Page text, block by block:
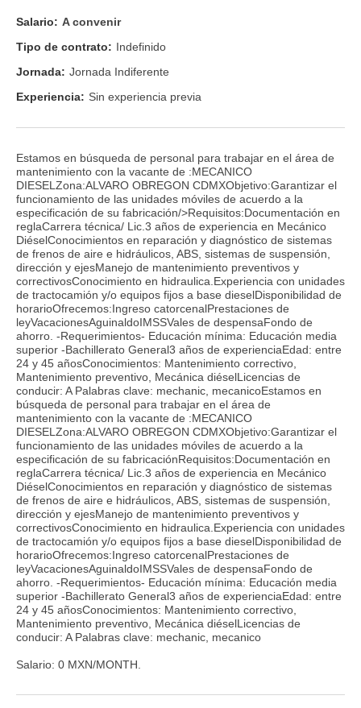
Salario: A convenir
Tipo de contrato: Indefinido
Jornada: Jornada Indiferente
Experiencia: Sin experiencia previa
Estamos en búsqueda de personal para trabajar en el área de
mantenimiento con la vacante de :MECANICO
DIESELZona:ALVARO OBREGON CDMXObjetivo:Garantizar el
funcionamiento de las unidades móviles de acuerdo a la
especificación de su fabricación/>Requisitos:Documentación en
reglaCarrera técnica/ Lic.3 años de experiencia en Mecánico
DiéselConocimientos en reparación y diagnóstico de sistemas
de frenos de aire e hidráulicos, ABS, sistemas de suspensión,
dirección y ejesManejo de mantenimiento preventivos y
correctivosConocimiento en hidraulica.Experiencia con unidades
de tractocamión y/o equipos fijos a base dieselDisponibilidad de
horarioOfrecemos:Ingreso catorcenalPrestaciones de
leyVacacionesAguinaldoIMSSVales de despensaFondo de
ahorro. -Requerimientos- Educación mínima: Educación media
superior -Bachillerato General3 años de experienciaEdad: entre
24 y 45 añosConocimientos: Mantenimiento correctivo,
Mantenimiento preventivo, Mecánica diéselLicencias de
conducir: A Palabras clave: mechanic, mecanicoEstamos en
búsqueda de personal para trabajar en el área de
mantenimiento con la vacante de :MECANICO
DIESELZona:ALVARO OBREGON CDMXObjetivo:Garantizar el
funcionamiento de las unidades móviles de acuerdo a la
especificación de su fabricaciónRequisitos:Documentación en
reglaCarrera técnica/ Lic.3 años de experiencia en Mecánico
DiéselConocimientos en reparación y diagnóstico de sistemas
de frenos de aire e hidráulicos, ABS, sistemas de suspensión,
dirección y ejesManejo de mantenimiento preventivos y
correctivosConocimiento en hidraulica.Experiencia con unidades
de tractocamión y/o equipos fijos a base dieselDisponibilidad de
horarioOfrecemos:Ingreso catorcenalPrestaciones de
leyVacacionesAguinaldoIMSSVales de despensaFondo de
ahorro. -Requerimientos- Educación mínima: Educación media
superior -Bachillerato General3 años de experienciaEdad: entre
24 y 45 añosConocimientos: Mantenimiento correctivo,
Mantenimiento preventivo, Mecánica diéselLicencias de
conducir: A Palabras clave: mechanic, mecanico
Salario: 0 MXN/MONTH.